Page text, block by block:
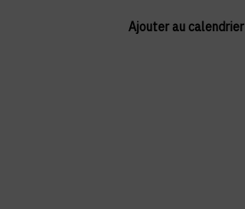
Ajouter au calendrier